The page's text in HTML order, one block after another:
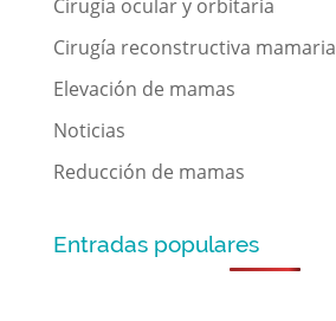
Cirugía ocular y orbitaria
Cirugía reconstructiva mamaria
Elevación de mamas
Noticias
Reducción de mamas
Entradas populares